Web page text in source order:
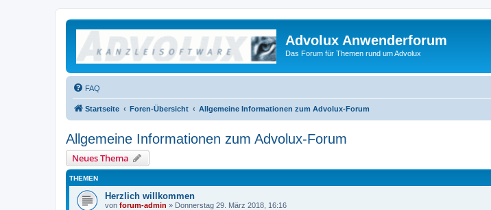
Advolux Anwenderforum
Das Forum für Themen rund um Advolux
FAQ
Startseite Foren-Übersicht Allgemeine Informationen zum Advolux-Forum
Allgemeine Informationen zum Advolux-Forum
Neues Thema
THEMEN
Herzlich willkommen
von forum-admin » Donnerstag 29. März 2018, 16:16